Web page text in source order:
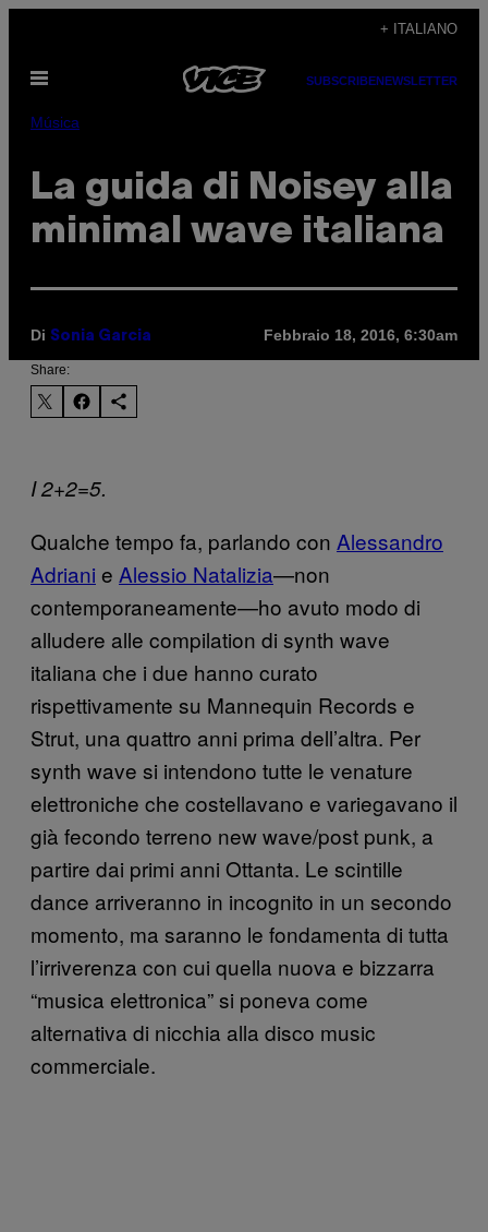
contenuto
+ ITALIANO
Apri
SUBSCRIBENEWSLETTER
Música
La guida di Noisey alla
minimal wave italiana
Di Sonia Garcia Febbraio 18, 2016, 6:30am
Share:
I 2+2=5.
Qualche tempo fa, parlando con Alessandro
Adriani e Alessio Natalizia—non
contemporaneamente—ho avuto modo di
alludere alle compilation di synth wave
italiana che i due hanno curato
rispettivamente su Mannequin Records e
Strut, una quattro anni prima dell’altra. Per
synth wave si intendono tutte le venature
elettroniche che costellavano e variegavano il
già fecondo terreno new wave/post punk, a
partire dai primi anni Ottanta. Le scintille
dance arriveranno in incognito in un secondo
momento, ma saranno le fondamenta di tutta
l’irriverenza con cui quella nuova e bizzarra
“musica elettronica” si poneva come
alternativa di nicchia alla disco music
commerciale.